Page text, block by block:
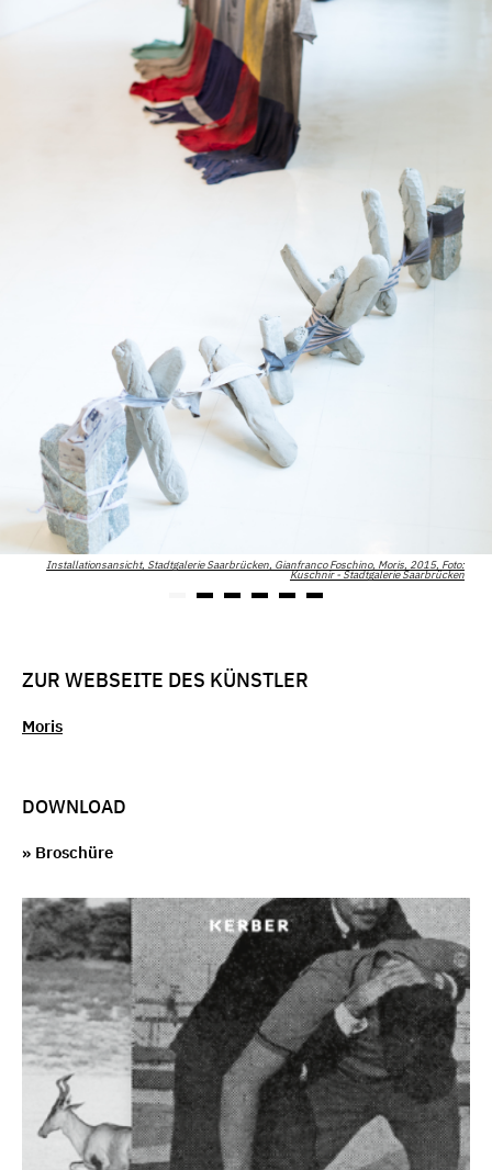
Installationsansicht, Stadtgalerie Saarbrücken, Gianfranco Foschino, Moris, 2015, Foto:
Kuschnir - Stadtgalerie Saarbrücken
ZUR WEBSEITE DES KÜNSTLER
Moris
DOWNLOAD
» Broschüre